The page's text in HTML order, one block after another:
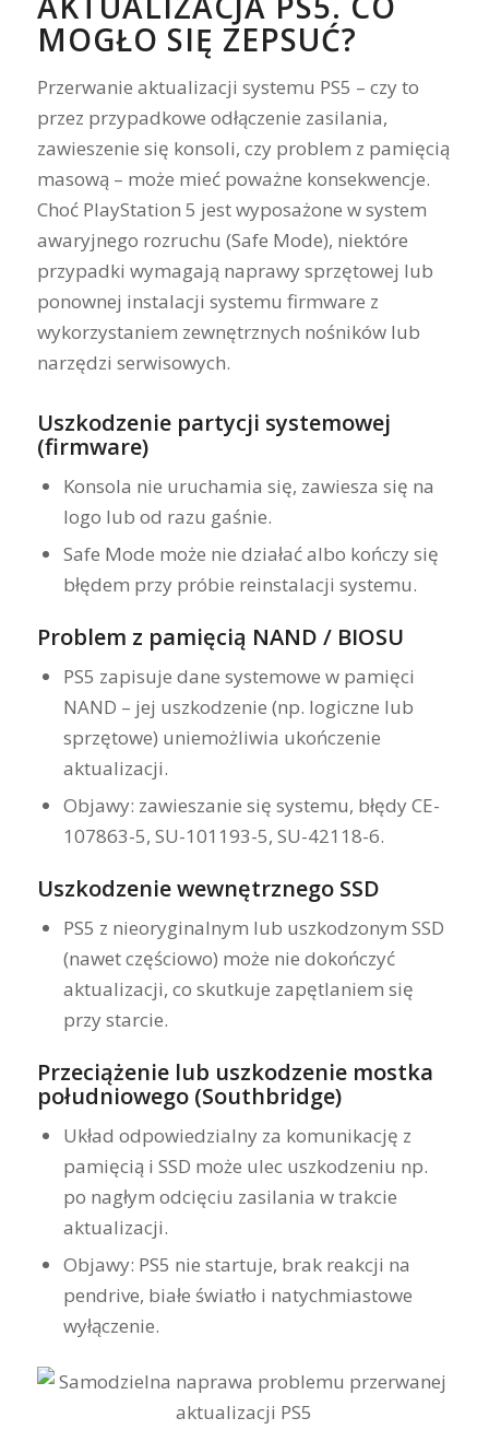
MOGŁO SIĘ ZEPSUĆ?
Przerwanie aktualizacji systemu PS5 – czy to
przez przypadkowe odłączenie zasilania,
zawieszenie się konsoli, czy problem z pamięcią
masową – może mieć poważne konsekwencje.
Choć PlayStation 5 jest wyposażone w system
awaryjnego rozruchu (Safe Mode), niektóre
przypadki wymagają naprawy sprzętowej lub
ponownej instalacji systemu firmware z
wykorzystaniem zewnętrznych nośników lub
narzędzi serwisowych.
Uszkodzenie partycji systemowej
(firmware)
Konsola nie uruchamia się, zawiesza się na
logo lub od razu gaśnie.
Safe Mode może nie działać albo kończy się
błędem przy próbie reinstalacji systemu.
Problem z pamięcią NAND / BIOSU
PS5 zapisuje dane systemowe w pamięci
NAND – jej uszkodzenie (np. logiczne lub
sprzętowe) uniemożliwia ukończenie
aktualizacji.
Objawy: zawieszanie się systemu, błędy CE-
107863-5, SU-101193-5, SU-42118-6.
Uszkodzenie wewnętrznego SSD
PS5 z nieoryginalnym lub uszkodzonym SSD
(nawet częściowo) może nie dokończyć
aktualizacji, co skutkuje zapętlaniem się
przy starcie.
Przeciążenie lub uszkodzenie mostka
południowego (Southbridge)
Układ odpowiedzialny za komunikację z
pamięcią i SSD może ulec uszkodzeniu np.
po nagłym odcięciu zasilania w trakcie
aktualizacji.
Objawy: PS5 nie startuje, brak reakcji na
pendrive, białe światło i natychmiastowe
wyłączenie.